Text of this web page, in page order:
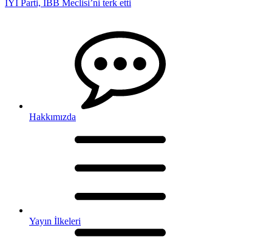
İYİ Parti, İBB Meclisi’ni terk etti
Hakkımızda
Yayın İlkeleri